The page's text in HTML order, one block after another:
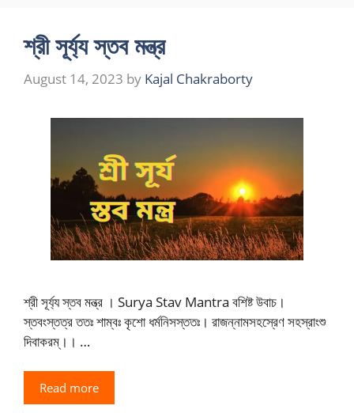
শ্রী সূৰ্য্য স্তব মন্ত্র
August 14, 2023 by Kajal Chakraborty
শ্রী সূৰ্য্য স্তব মন্ত্র । Surya Stav Mantra বশিষ্ট উবাচ।
স্তবংস্তত্র ততঃ শাম্বঃ কৃশো ধৰ্মনিসস্ততঃ। রাজন্নামসহস্রেণ সহস্রাংশু
দিবাকরম্।। …
Read more